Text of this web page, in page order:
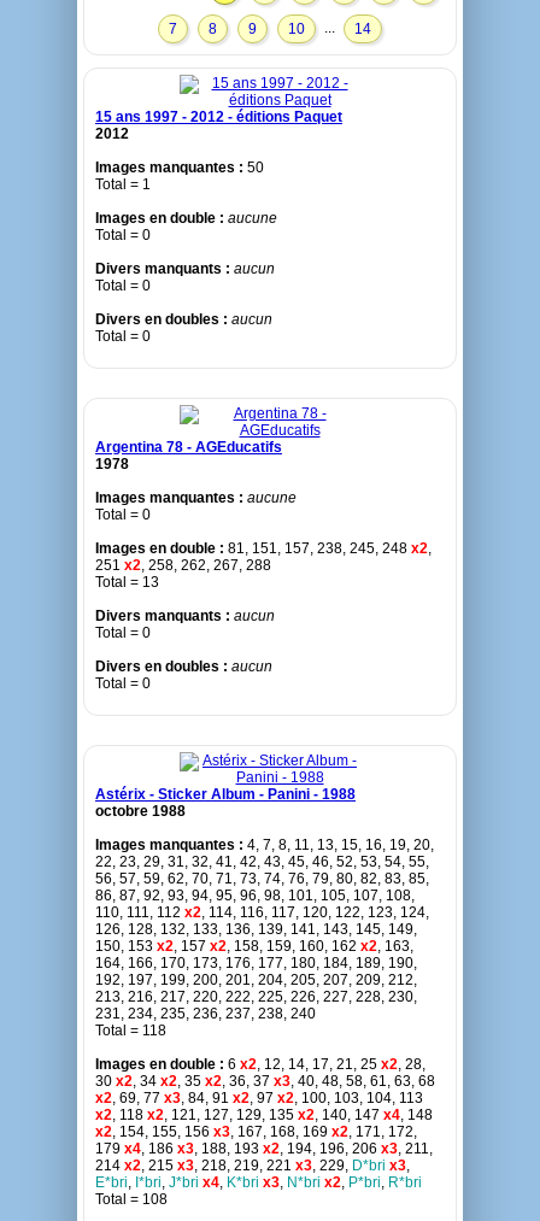
7 8 9 10 ... 14
15 ans 1997 - 2012 - éditions Paquet
2012
Images manquantes : 50
Total = 1
Images en double : aucune
Total = 0
Divers manquants : aucun
Total = 0
Divers en doubles : aucun
Total = 0
Argentina 78 - AGEducatifs
1978
Images manquantes : aucune
Total = 0
Images en double : 81, 151, 157, 238, 245, 248 x2,
251 x2, 258, 262, 267, 288
Total = 13
Divers manquants : aucun
Total = 0
Divers en doubles : aucun
Total = 0
Astérix - Sticker Album - Panini - 1988
octobre 1988
Images manquantes : 4, 7, 8, 11, 13, 15, 16, 19, 20,
22, 23, 29, 31, 32, 41, 42, 43, 45, 46, 52, 53, 54, 55,
56, 57, 59, 62, 70, 71, 73, 74, 76, 79, 80, 82, 83, 85,
86, 87, 92, 93, 94, 95, 96, 98, 101, 105, 107, 108,
110, 111, 112 x2, 114, 116, 117, 120, 122, 123, 124,
126, 128, 132, 133, 136, 139, 141, 143, 145, 149,
150, 153 x2, 157 x2, 158, 159, 160, 162 x2, 163,
164, 166, 170, 173, 176, 177, 180, 184, 189, 190,
192, 197, 199, 200, 201, 204, 205, 207, 209, 212,
213, 216, 217, 220, 222, 225, 226, 227, 228, 230,
231, 234, 235, 236, 237, 238, 240
Total = 118
Images en double : 6 x2, 12, 14, 17, 21, 25 x2, 28,
30 x2, 34 x2, 35 x2, 36, 37 x3, 40, 48, 58, 61, 63, 68
x2, 69, 77 x3, 84, 91 x2, 97 x2, 100, 103, 104, 113
x2, 118 x2, 121, 127, 129, 135 x2, 140, 147 x4, 148
x2, 154, 155, 156 x3, 167, 168, 169 x2, 171, 172,
179 x4, 186 x3, 188, 193 x2, 194, 196, 206 x3, 211,
214 x2, 215 x3, 218, 219, 221 x3, 229, D*bri x3,
E*bri, I*bri, J*bri x4, K*bri x3, N*bri x2, P*bri, R*bri
Total = 108